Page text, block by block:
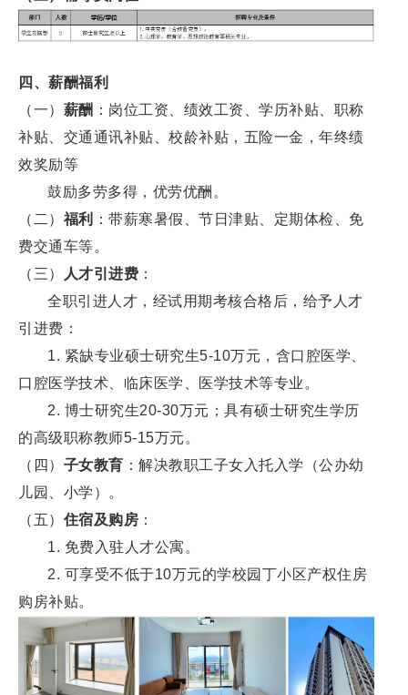
四、薪酬福利
（一） 薪酬 ：岗位工资、绩效工资、学历补贴、职称
补贴、交通通讯补贴、校龄补贴，五险一金，年终绩
效奖励等
鼓励多劳多得，优劳优酬。
（二） 福利
：带薪寒暑假、节日津贴、定期体检、免
费交通车等。
（三）
人才引进费 ：
全职引进人才，经试用期考核合格后，给予人才
引进费：
1. 紧缺专业硕士研究生5-10万元，含口腔医学、
口腔医学技术、临床医学、医学技术等专业。
2. 博士研究生20-30万元；具有硕士研究生学历
的高级职称教师5-15万元。
（四） 子女教育 ：解决教职工子女入托入学（公办幼
儿园、小学）。
（五） 住宿及购房 ：
1. 免费入驻人才公寓。
2. 可享受不低于10万元的学校园丁小区产权住房
购房补贴。